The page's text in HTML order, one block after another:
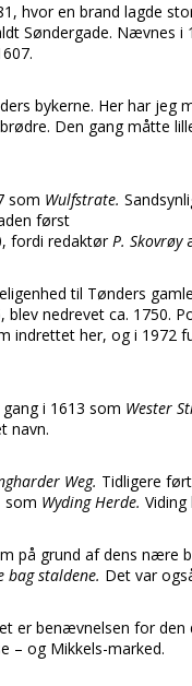
hvor en brand lagde
Søndergade. Nævnes i
bykerne. Her har jeg
Den gang måtte
som Wulfstrate.
først
fordi redaktørP. Skovrøy
til Tønders
nedrevet ca. 1750.
indrettet her, og i 1972
i 1613 som Wester
navn.
Weg. Tidligere
som Wyding Herde.
på grund af dens nære
bag staldene. Det var
er benævnelsen for
– og Mikkels-marked.